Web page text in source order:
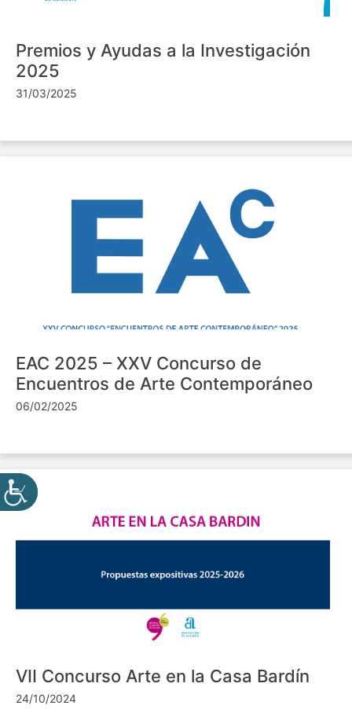
Premios y Ayudas a la Investigación
2025
31/03/2025
EAC 2025 – XXV Concurso de
Encuentros de Arte Contemporáneo
06/02/2025
VII Concurso Arte en la Casa Bardín
24/10/2024